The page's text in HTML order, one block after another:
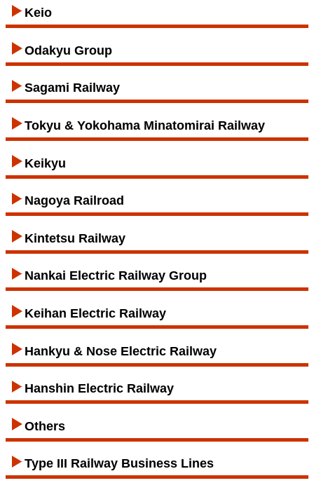
Keio
Odakyu Group
Sagami Railway
Tokyu & Yokohama Minatomirai Railway
Keikyu
Nagoya Railroad
Kintetsu Railway
Nankai Electric Railway Group
Keihan Electric Railway
Hankyu & Nose Electric Railway
Hanshin Electric Railway
Others
Type III Railway Business Lines